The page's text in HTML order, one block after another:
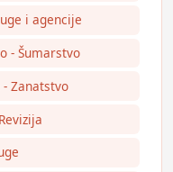
i agencije
- Šumarstvo
Zanatstvo